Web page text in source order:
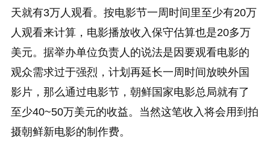
天就有3万人观看。按电影节一周时间里至少有20万
人观看来计算，电影播放收入保守估算也是20多万
美元。据举办单位负责人的说法是因要观看电影的
观众需求过于强烈，计划再延长一周时间放映外国
影片，那么通过电影节，朝鲜国家电影总局就有了
至少40~50万美元的收益。当然这笔收入将会用到拍
摄朝鲜新电影的制作费。